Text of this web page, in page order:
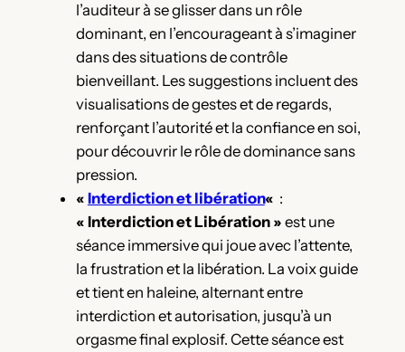
l’auditeur à se glisser dans un rôle
dominant, en l’encourageant à s’imaginer
dans des situations de contrôle
bienveillant. Les suggestions incluent des
visualisations de gestes et de regards,
renforçant l’autorité et la confiance en soi,
pour découvrir le rôle de dominance sans
pression.
« Interdiction et libération« :
« Interdiction et Libération » est une
séance immersive qui joue avec l’attente,
la frustration et la libération. La voix guide
et tient en haleine, alternant entre
interdiction et autorisation, jusqu’à un
orgasme final explosif. Cette séance est